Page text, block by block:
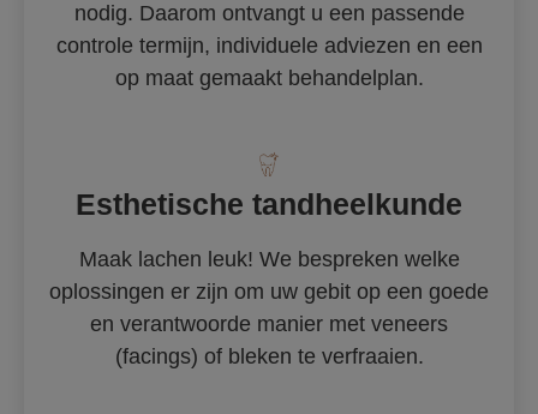
nodig. Daarom ontvangt u een passende
controle termijn, individuele adviezen en een
op maat gemaakt behandelplan.
Esthetische tandheelkunde
Maak lachen leuk! We bespreken welke
oplossingen er zijn om uw gebit op een goede
en verantwoorde manier met veneers
(facings) of bleken te verfraaien.